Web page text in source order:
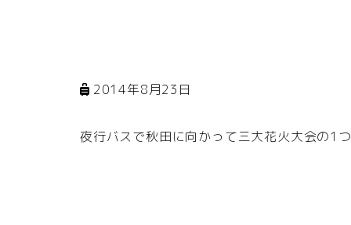
2014年8月23日
夜行バスで秋田に向かって三大花火大会の1